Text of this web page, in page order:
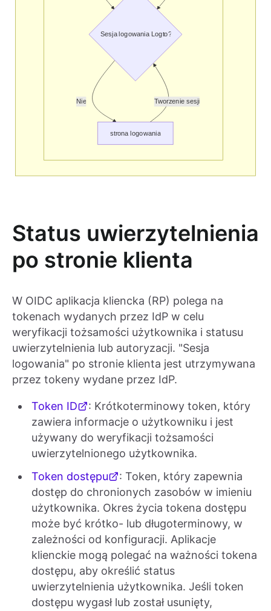
Status uwierzytelnienia
po stronie klienta
W OIDC aplikacja kliencka (RP) polega na
tokenach wydanych przez IdP w celu
weryfikacji tożsamości użytkownika i statusu
uwierzytelnienia lub autoryzacji. "Sesja
logowania" po stronie klienta jest utrzymywana
przez tokeny wydane przez IdP.
Token ID
: Krótkoterminowy token, który
zawiera informacje o użytkowniku i jest
używany do weryfikacji tożsamości
uwierzytelnionego użytkownika.
Token dostępu
: Token, który zapewnia
dostęp do chronionych zasobów w imieniu
użytkownika. Okres życia tokena dostępu
może być krótko- lub długoterminowy, w
zależności od konfiguracji. Aplikacje
klienckie mogą polegać na ważności tokena
dostępu, aby określić status
uwierzytelnienia użytkownika. Jeśli token
dostępu wygasł lub został usunięty,